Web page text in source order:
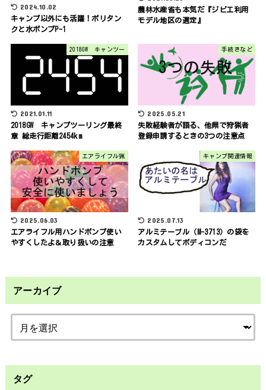
2024.10.02
キャンプ以外にも活躍！ポリタン
クと水ポンプP-1
農林水産省も本気だ『ジビエ利用
モデル地区の選定』
2018GW キャンツー
2021.01.11
2018GW キャンプツーリング最終
章 総走行距離2454km
手続きなど
2025.05.21
失敗経験者が語る、他県で狩猟者
登録申請するときの3つの注意点
エアライフル猟
2025.06.03
エアライフル用ハンドポンプ使い
やすくしたよ＆取り扱いの注意
キャンプ関連情報
2025.07.13
アルミテーブル（M-3713）の袋を
カスタムしてボディコンだ
アーカイブ
タグ